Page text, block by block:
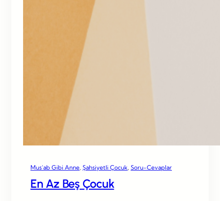
Mus’ab Gibi Anne Şahsiyetli Çocuk Soru-Cevaplar
En Az Beş Çocuk